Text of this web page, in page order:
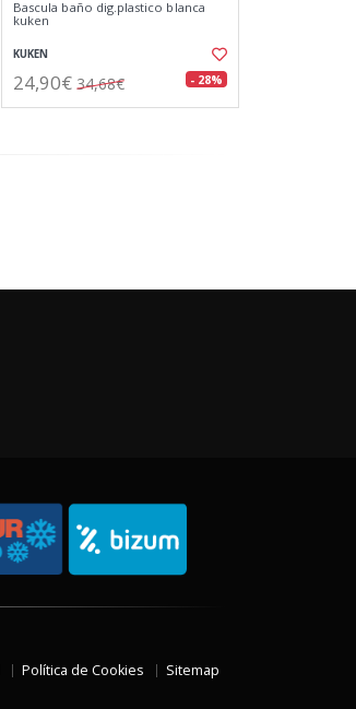
Bascula baño dig.plastico blanca
kuken
KUKEN
24,90€ 34,68€ - 28%
Política de Cookies Sitemap